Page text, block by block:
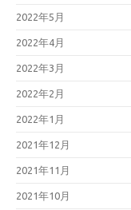
2022年5月
2022年4月
2022年3月
2022年2月
2022年1月
2021年12月
2021年11月
2021年10月